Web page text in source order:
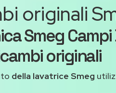
originali
Smeg
originali
della lavatrice Smeg